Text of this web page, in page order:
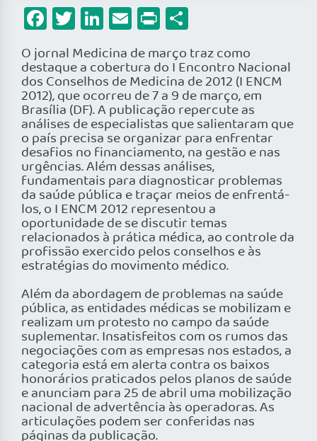
Facebook
Twitter
LinkedIn
Email
Print
O jornal Medicina de março traz como
destaque a cobertura do I Encontro Nacional
dos Conselhos de Medicina de 2012 (I ENCM
2012), que ocorreu de 7 a 9 de março, em
Brasília (DF). A publicação repercute as
análises de especialistas que salientaram que
o país precisa se organizar para enfrentar
desafios no financiamento, na gestão e nas
urgências. Além dessas análises,
fundamentais para diagnosticar problemas
da saúde pública e traçar meios de enfrentá-
los, o I ENCM 2012 representou a
oportunidade de se discutir temas
relacionados à prática médica, ao controle da
profissão exercido pelos conselhos e às
estratégias do movimento médico.
Além da abordagem de problemas na saúde
pública, as entidades médicas se mobilizam e
realizam um protesto no campo da saúde
suplementar. Insatisfeitos com os rumos das
negociações com as empresas nos estados, a
categoria está em alerta contra os baixos
honorários praticados pelos planos de saúde
e anunciam para 25 de abril uma mobilização
nacional de advertência às operadoras. As
articulações podem ser conferidas nas
páginas da publicação.